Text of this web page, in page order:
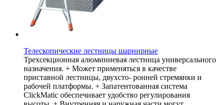
Телескопические лестницы шарнирные
Трехсекционная алюминиевая лестница универсального
назначения. + Может применяться в качестве
приставной лестницы, двухсто- ронней стремянки и
рабочей платформы. + Запатентованная система
ClickMatic обеспечивает удобство регулирования